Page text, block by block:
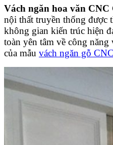
Vách ngăn hoa văn CNC
nội thất truyền thống được
không gian kiến trúc hiện
toàn yên tâm về công
của mẫu vách ngăn gỗ CNC